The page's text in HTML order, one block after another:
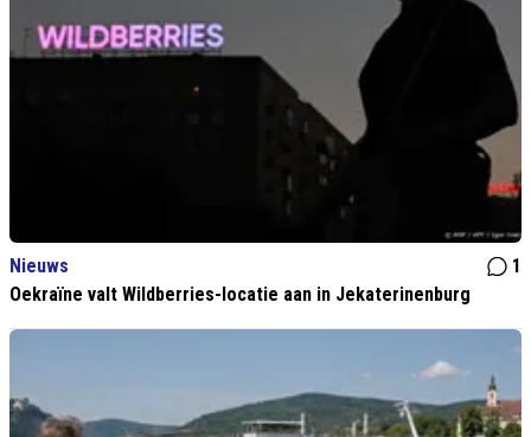
Nieuws
1
Oekraïne valt Wildberries-locatie aan in Jekaterinenburg